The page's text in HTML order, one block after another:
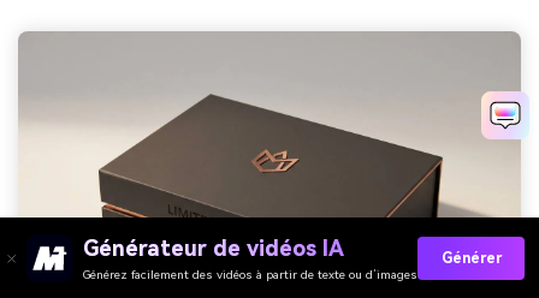
Générateur de vidéos IA
Générez facilement des vidéos à partir de texte ou d’images
Générer